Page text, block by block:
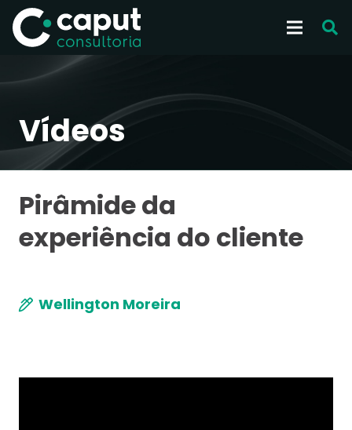
Vídeos
Pirâmide da
experiência do cliente
Wellington Moreira